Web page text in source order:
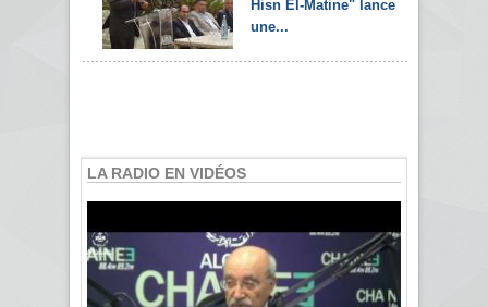
Hisn El-Matine" lance
une...
LA RADIO EN VIDÉOS